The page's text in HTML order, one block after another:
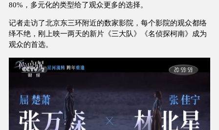
80%，多元化的类型给了观众更多的选择。
记者走访了北京东三环附近的数家影院，每个影院的观众都络
绎不绝，刚上映一两天的新片《三大队》《名侦探柯南》成为
观众的首选。